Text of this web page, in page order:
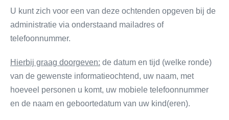
U kunt zich voor een van deze ochtenden opgeven bij de
administratie via onderstaand mailadres of
telefoonnummer.
Hierbij graag doorgeven: de datum en tijd (welke ronde)
van de gewenste informatieochtend, uw naam, met
hoeveel personen u komt, uw mobiele telefoonnummer
en de naam en geboortedatum van uw kind(eren).